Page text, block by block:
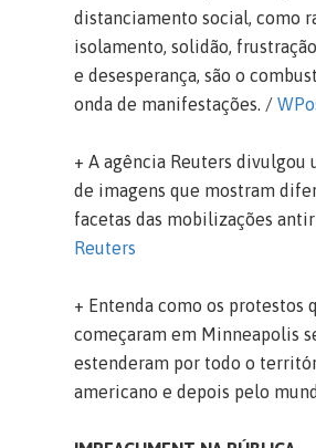
distanciamento social, como
isolamento, solidão,
e desesperança, são o
onda de manifestações. /
+ A agência Reuters divulgou
de imagens que mostram
facetas das mobilizações
Reuters
+ Entenda como os protestos
começaram em Minneapolis
estenderam por todo o
americano e depois pelo